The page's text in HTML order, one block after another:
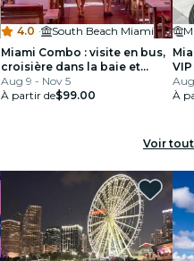
4.0 ·
South Beach Miami
Miami Combo : visite en bus,
croisière dans la baie et
Everglades
Aug 9 - Nov 5
À partir de$99.00
À
Voir tout